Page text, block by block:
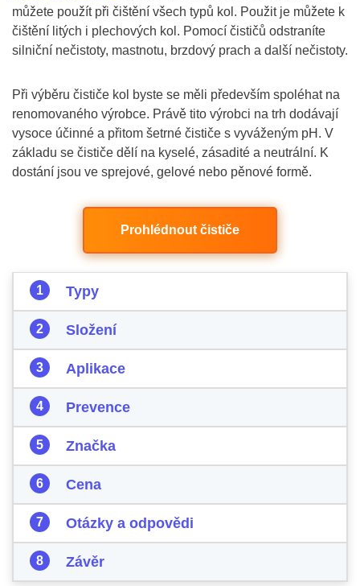
můžete použít při čištění všech typů kol. Použit je můžete k
čištění litých i plechových kol. Pomocí čističů odstraníte
silniční nečistoty, mastnotu, brzdový prach a další nečistoty.
Při výběru čističe kol byste se měli především spoléhat na
renomovaného výrobce. Právě tito výrobci na trh dodávají
vysoce účinné a přitom šetrné čističe s vyváženým pH. V
základu se čističe dělí na kyselé, zásadité a neutrální. K
dostání jsou ve sprejové, gelové nebo pěnové formě.
Prohlédnout čističe
Typy
Složení
Aplikace
Prevence
Značka
Cena
Otázky a odpovědi
Závěr